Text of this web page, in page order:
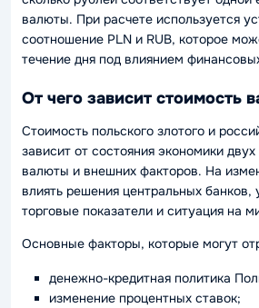
валюты. При расчете используется
соотношение PLN и RUB, которое
течение дня под влиянием
От чего зависит стоимость
Стоимость польского злотого и
зависит от состояния экономики
валюты и внешних факторов. На
влиять решения центральных банков,
торговые показатели и ситуация на
Основные факторы, которые могут
денежно-кредитная политика
изменение процентных ставок;